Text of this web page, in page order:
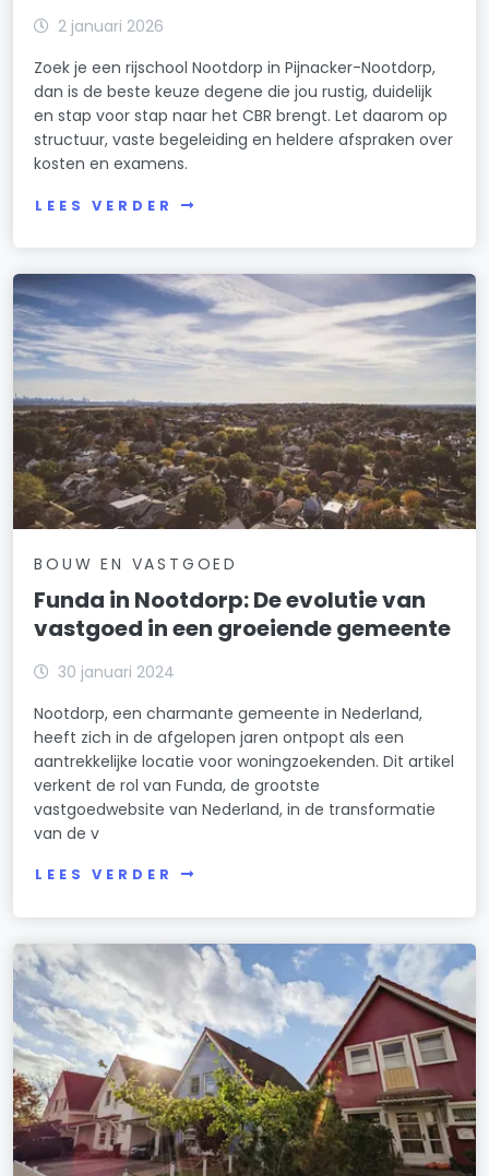
2 januari 2026
Zoek je een rijschool Nootdorp in Pijnacker-Nootdorp,
dan is de beste keuze degene die jou rustig, duidelijk
en stap voor stap naar het CBR brengt. Let daarom op
structuur, vaste begeleiding en heldere afspraken over
kosten en examens.
LEES VERDER
BOUW EN VASTGOED
Funda in Nootdorp: De evolutie van
vastgoed in een groeiende gemeente
30 januari 2024
Nootdorp, een charmante gemeente in Nederland,
heeft zich in de afgelopen jaren ontpopt als een
aantrekkelijke locatie voor woningzoekenden. Dit artikel
verkent de rol van Funda, de grootste
vastgoedwebsite van Nederland, in de transformatie
van de v
LEES VERDER